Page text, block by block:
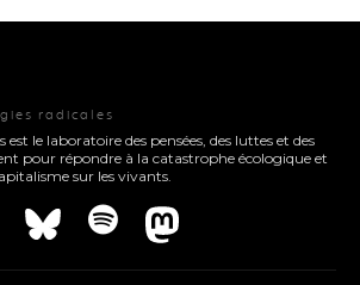
radicales
est le laboratoire des pensées, des luttes et des
pour répondre à la catastrophe écologique et
sur les vivants.